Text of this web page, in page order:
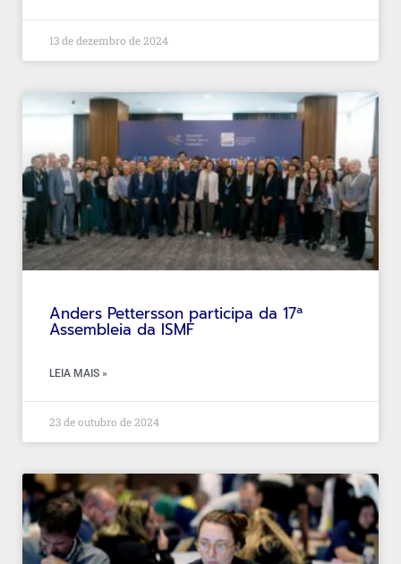
13 de dezembro de 2024
Anders Pettersson participa da 17ª
Assembleia da ISMF
LEIA MAIS »
23 de outubro de 2024